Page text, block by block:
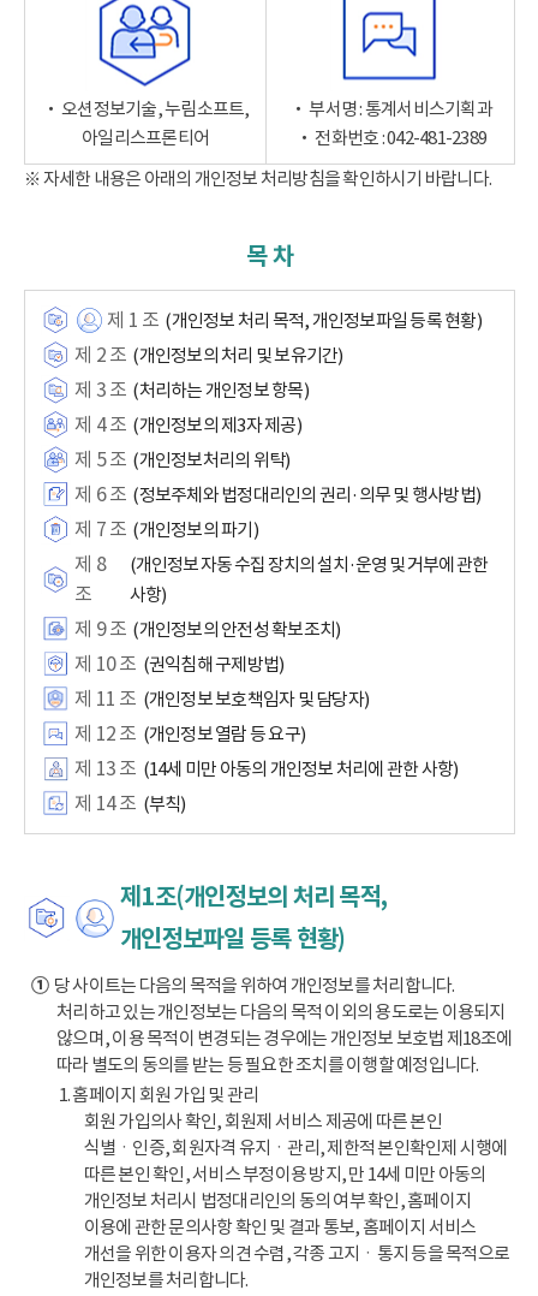
‧ 오션정보기술, 누림소프트,
아일리스프론티어
‧ 부서명 : 통계서비스기획과
‧ 전화번호 : 042-481-2389
※ 자세한 내용은 아래의 개인정보 처리방침을 확인하시기 바랍니다.
목 차
제 1 조 (개인정보 처리 목적, 개인정보파일 등록 현황)
제 2 조 (개인정보의 처리 및 보유기간)
제 3 조 (처리하는 개인정보 항목)
제 4 조 (개인정보의 제3자 제공)
제 5 조 (개인정보처리의 위탁)
제 6 조 (정보주체와 법정대리인의 권리·의무 및 행사방법)
제 7 조 (개인정보의 파기)
제 8
조
(개인정보 자동 수집 장치의 설치·운영 및 거부에 관한
사항)
제 9 조 (개인정보의 안전성 확보조치)
제 10 조 (권익침해 구제방법)
제 11 조 (개인정보 보호책임자 및 담당자)
제 12 조 (개인정보 열람 등 요구)
제 13 조 (14세 미만 아동의 개인정보 처리에 관한 사항)
제 14 조 (부칙)
제1조(개인정보의 처리 목적,
개인정보파일 등록 현황)
①당 사이트는 다음의 목적을 위하여 개인정보를 처리합니다.
처리하고 있는 개인정보는 다음의 목적 이외의 용도로는 이용되지
않으며, 이용 목적이 변경되는 경우에는 개인정보 보호법 제18조에
따라 별도의 동의를 받는 등 필요한 조치를 이행할 예정입니다.
1. 홈페이지 회원 가입 및 관리
회원 가입의사 확인, 회원제 서비스 제공에 따른 본인
식별ㆍ인증, 회원자격 유지ㆍ관리, 제한적 본인확인제 시행에
따른 본인 확인, 서비스 부정이용 방지, 만 14세 미만 아동의
개인정보 처리시 법정대리인의 동의 여부 확인, 홈페이지
이용에 관한 문의사항 확인 및 결과 통보, 홈페이지 서비스
개선을 위한 이용자 의견 수렴, 각종 고지ㆍ통지 등을 목적으로
개인정보를 처리합니다.